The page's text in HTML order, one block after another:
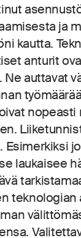
ja
kautta.
anturit
auttavat
nopeasti
Esimerkiksi
laukaisee
teknologian